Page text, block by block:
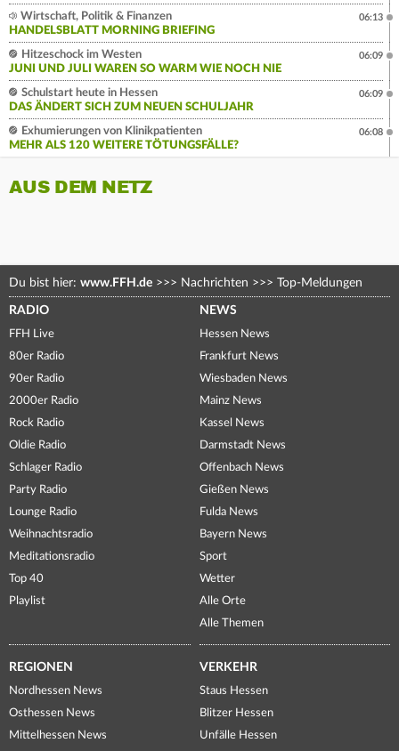
Wirtschaft, Politik & Finanzen
HANDELSBLATT MORNING BRIEFING
06:13
Hitzeschock im Westen
JUNI UND JULI WAREN SO WARM WIE NOCH NIE
06:09
Schulstart heute in Hessen
DAS ÄNDERT SICH ZUM NEUEN SCHULJAHR
06:09
Exhumierungen von Klinikpatienten
MEHR ALS 120 WEITERE TÖTUNGSFÄLLE?
06:08
AUS DEM NETZ
Du bist hier: www.FFH.de >>> Nachrichten >>> Top-Meldungen
RADIO
FFH Live
80er Radio
90er Radio
2000er Radio
Rock Radio
Oldie Radio
Schlager Radio
Party Radio
Lounge Radio
Weihnachtsradio
Meditationsradio
Top 40
Playlist
NEWS
Hessen News
Frankfurt News
Wiesbaden News
Mainz News
Kassel News
Darmstadt News
Offenbach News
Gießen News
Fulda News
Bayern News
Sport
Wetter
Alle Orte
Alle Themen
REGIONEN
Nordhessen News
Osthessen News
Mittelhessen News
VERKEHR
Staus Hessen
Blitzer Hessen
Unfälle Hessen